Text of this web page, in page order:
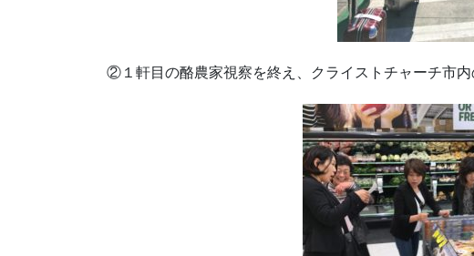
②１軒目の酪農家視察を終え、クライストチャーチ市